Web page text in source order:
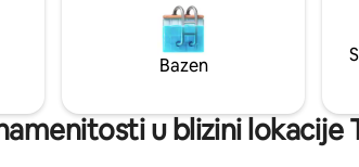
krajem 2020.
pristupite Val d'Isere,
Lac. U cenu je uključena posteljina i
kreveti za vaš dolazak.
Bazen
u blizini lokacije